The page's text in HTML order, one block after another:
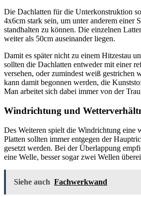
Die Dachlatten für die Unterkonstruktion
4x6cm stark sein, um unter anderem einer
standhalten zu können. Die einzelnen
weiter als 50cm auseinander liegen.
Damit es später nicht zu einem Hitzestau
sollten die Dachlatten entweder mit einer
versehen, oder zumindest weiß gestrichen
kann damit begonnen werden, die
Man arbeitet sich dabei immer von der
Windrichtung und
Des Weiteren spielt die Windrichtung eine
Platten sollten immer entgegen der
gesetzt werden. Bei der Überlappung
eine Welle, besser sogar zwei Wellen
Siehe auch Fachwerkwand